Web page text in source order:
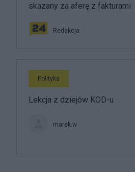
skazany za aferę z fakturami
Redakcja
Polityka
Lekcja z dziejów KOD-u
marek.w